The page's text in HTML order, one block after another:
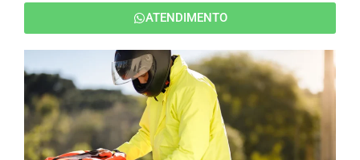
ATENDIMENTO